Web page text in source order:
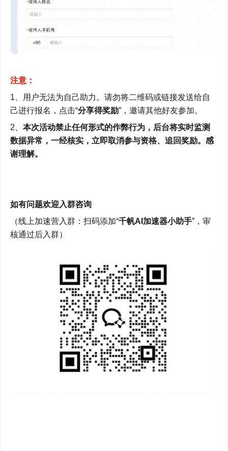
注意：
1、用户无法为自己助力。请勿将二维码或链接发送给自
己进行报名，点击“分享得奖励”，邀请其他好友参加。
2、本次活动禁止任何形式的作弊行为，后台将实时监测
数据异常，一经核实，立即取消参与资格、追回奖励。感
谢理解。
如有问题欢迎入群咨询
（线上加速营入群：扫码添加“千帆AI加速器小助手”，审
核通过后入群）